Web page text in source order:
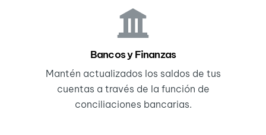
Bancos y Finanzas
Mantén actualizados los saldos de tus
cuentas a través de la función de
conciliaciones bancarias.